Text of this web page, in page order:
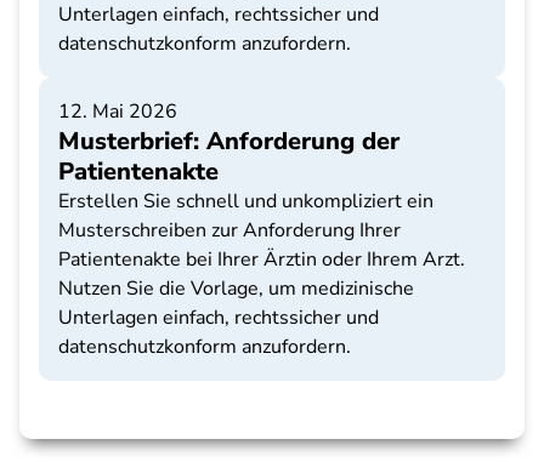
Unterlagen einfach, rechtssicher und
datenschutzkonform anzufordern.
12. Mai 2026
Musterbrief: Anforderung der
Patientenakte
Erstellen Sie schnell und unkompliziert ein
Musterschreiben zur Anforderung Ihrer
Patientenakte bei Ihrer Ärztin oder Ihrem Arzt.
Nutzen Sie die Vorlage, um medizinische
Unterlagen einfach, rechtssicher und
datenschutzkonform anzufordern.